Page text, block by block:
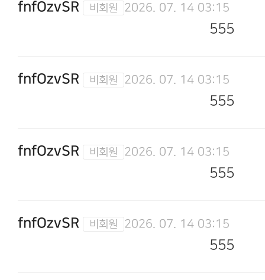
fnfOzvSR 2026. 07. 14 03:15
555
fnfOzvSR 2026. 07. 14 03:15
555
fnfOzvSR 2026. 07. 14 03:15
555
fnfOzvSR 2026. 07. 14 03:15
555